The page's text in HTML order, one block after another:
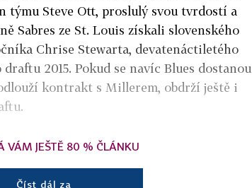
týmu Steve Ott, proslulý svou tvrdostí a
Sabres ze St. Louis získali slovenského
Chrise Stewarta, devatenáctiletého
2015. Pokud se navíc Blues dostanou
kontrakt s Millerem, obdrží ještě i
VÁM JEŠTĚ 80 % ČLÁNKU
Číst dál za